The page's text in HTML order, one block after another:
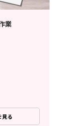
業
見る